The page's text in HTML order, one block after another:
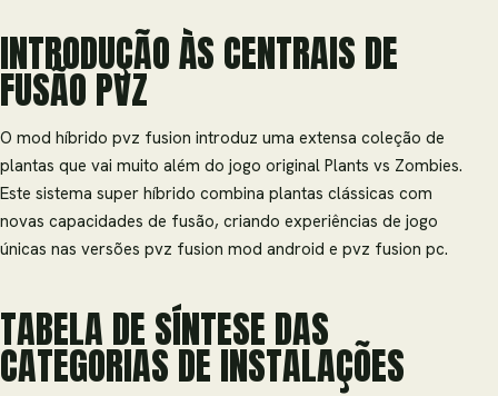
INTRODUÇÃO ÀS CENTRAIS DE
FUSÃO PVZ
O mod híbrido pvz fusion introduz uma extensa coleção de
plantas que vai muito além do jogo original Plants vs Zombies.
Este sistema super híbrido combina plantas clássicas com
novas capacidades de fusão, criando experiências de jogo
únicas nas versões pvz fusion mod android e pvz fusion pc.
TABELA DE SÍNTESE DAS
CATEGORIAS DE INSTALAÇÕES